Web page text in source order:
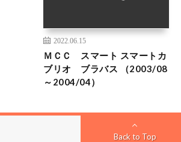
2022.06.15
ＭＣＣ スマート スマートカ
ブリオ ブラバス （2003/08
～2004/04）
Back to Top